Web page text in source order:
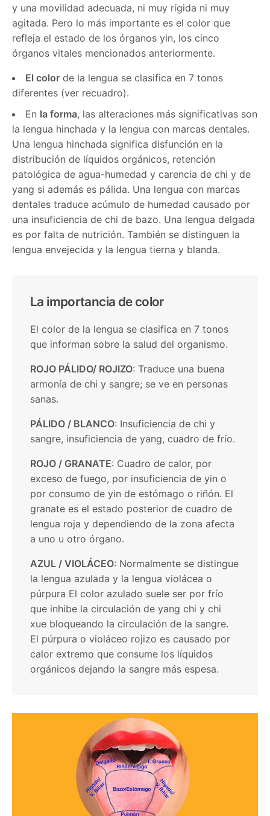
y una movilidad adecuada, ni muy rígida ni muy
agitada. Pero lo más importante es el color que
refleja el estado de los órganos yin, los cinco
órganos vitales mencionados anteriormente.
El color de la lengua se clasifica en 7 tonos
diferentes (ver recuadro).
En la forma, las alteraciones más significativas son
la lengua hinchada y la lengua con marcas dentales.
Una lengua hinchada significa disfunción en la
distribución de líquidos orgánicos, retención
patológica de agua-humedad y carencia de chi y de
yang si además es pálida. Una lengua con marcas
dentales traduce acúmulo de humedad causado por
una insuficiencia de chi de bazo. Una lengua delgada
es por falta de nutrición. También se distinguen la
lengua envejecida y la lengua tierna y blanda.
La importancia de color
El color de la lengua se clasifica en 7 tonos
que informan sobre la salud del organismo.
ROJO PÁLIDO/ ROJIZO: Traduce una buena
armonía de chi y sangre; se ve en personas
sanas.
PÁLIDO / BLANCO: Insuficiencia de chi y
sangre, insuficiencia de yang, cuadro de frío.
ROJO / GRANATE: Cuadro de calor, por
exceso de fuego, por insuficiencia de yin o
por consumo de yin de estómago o riñón. El
granate es el estado posterior de cuadro de
lengua roja y dependiendo de la zona afecta
a uno u otro órgano.
AZUL / VIOLÁCEO: Normalmente se distingue
la lengua azulada y la lengua violácea o
púrpura El color azulado suele ser por frío
que inhibe la circulación de yang chi y chi
xue bloqueando la circulación de la sangre.
El púrpura o violáceo rojizo es causado por
calor extremo que consume los líquidos
orgánicos dejando la sangre más espesa.